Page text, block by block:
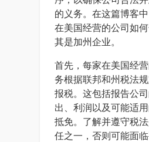
的义务。在这篇博客
在美国经营的公司如
其是加州企业。
首先，每家在美国经
务根据联邦和州税法
报税。这包括报告公
出、利润以及可能适
抵免。了解并遵守税
任之一，否则可能面